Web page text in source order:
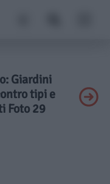
Giardini
tipi e
Foto 29